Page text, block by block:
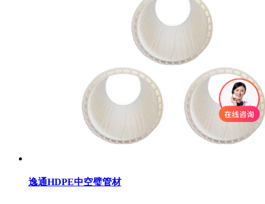
逸通HDPE中空璧管材